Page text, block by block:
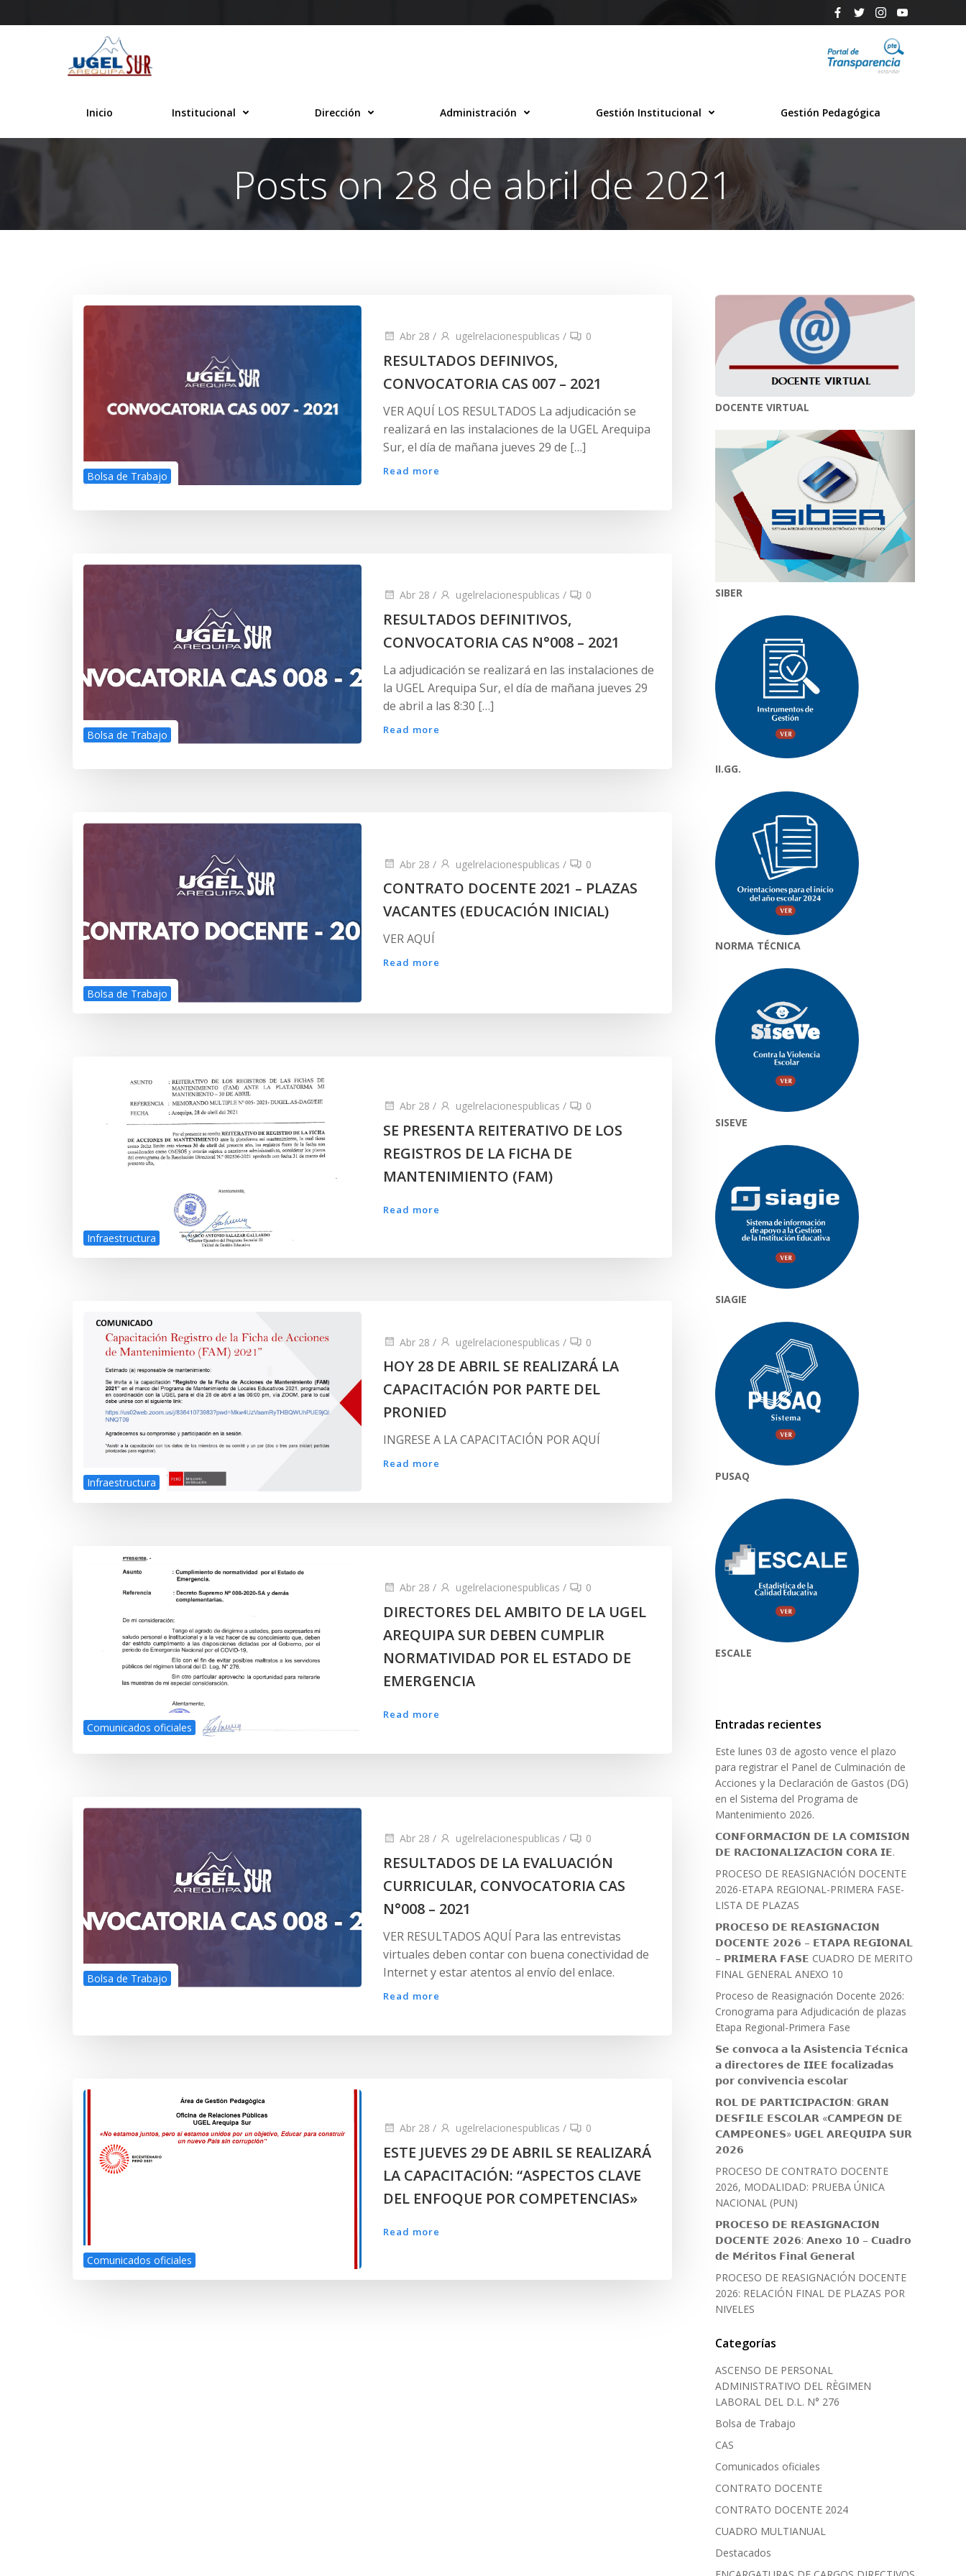
al
Inicio Institucional Dirección Administración Gestión Institucional Gestión Pedagógica
Posts on 28 de abril de 2021
Bolsa de Trabajo
Abr 28 / ugelrelacionespublicas / 0
RESULTADOS DEFINIVOS,
CONVOCATORIA CAS 007 – 2021
VER AQUÍ LOS RESULTADOS La adjudicación se
realizará en las instalaciones de la UGEL Arequipa
Sur, el día de mañana jueves 29 de […]
Read more
Bolsa de Trabajo
Abr 28 / ugelrelacionespublicas / 0
RESULTADOS DEFINITIVOS,
CONVOCATORIA CAS N°008 – 2021
La adjudicación se realizará en las instalaciones de
la UGEL Arequipa Sur, el día de mañana jueves 29
de abril a las 8:30 […]
Read more
Bolsa de Trabajo
Abr 28 / ugelrelacionespublicas / 0
CONTRATO DOCENTE 2021 – PLAZAS
VACANTES (EDUCACIÓN INICIAL)
VER AQUÍ
Read more
Infraestructura
Abr 28 / ugelrelacionespublicas / 0
SE PRESENTA REITERATIVO DE LOS
REGISTROS DE LA FICHA DE
MANTENIMIENTO (FAM)
Read more
Infraestructura
Abr 28 / ugelrelacionespublicas / 0
HOY 28 DE ABRIL SE REALIZARÁ LA
CAPACITACIÓN POR PARTE DEL
PRONIED
INGRESE A LA CAPACITACIÓN POR AQUÍ
Read more
Comunicados oficiales
Abr 28 / ugelrelacionespublicas / 0
DIRECTORES DEL AMBITO DE LA UGEL
AREQUIPA SUR DEBEN CUMPLIR
NORMATIVIDAD POR EL ESTADO DE
EMERGENCIA
Read more
Bolsa de Trabajo
Abr 28 / ugelrelacionespublicas / 0
RESULTADOS DE LA EVALUACIÓN
CURRICULAR, CONVOCATORIA CAS
N°008 – 2021
VER RESULTADOS AQUÍ Para las entrevistas
virtuales deben contar con buena conectividad de
Internet y estar atentos al envío del enlace.
Read more
Comunicados oficiales
Abr 28 / ugelrelacionespublicas / 0
ESTE JUEVES 29 DE ABRIL SE REALIZARÁ
LA CAPACITACIÓN: “ASPECTOS CLAVE
DEL ENFOQUE POR COMPETENCIAS»
Read more
DOCENTE VIRTUAL
SIBER
II.GG.
NORMA TÉCNICA
SISEVE
SIAGIE
PUSAQ
ESCALE
Entradas recientes
Este lunes 03 de agosto vence el plazo
para registrar el Panel de Culminación de
Acciones y la Declaración de Gastos (DG)
en el Sistema del Programa de
Mantenimiento 2026.
𝗖𝗢𝗡𝗙𝗢𝗥𝗠𝗔𝗖𝗜𝗢́𝗡 𝗗𝗘 𝗟𝗔 𝗖𝗢𝗠𝗜𝗦𝗜𝗢́𝗡
𝗗𝗘 𝗥𝗔𝗖𝗜𝗢𝗡𝗔𝗟𝗜𝗭𝗔𝗖𝗜𝗢́𝗡 𝗖𝗢𝗥𝗔 𝗜𝗘.
PROCESO DE REASIGNACIÓN DOCENTE
2026-ETAPA REGIONAL-PRIMERA FASE-
LISTA DE PLAZAS
𝗣𝗥𝗢𝗖𝗘𝗦𝗢 𝗗𝗘 𝗥𝗘𝗔𝗦𝗜𝗚𝗡𝗔𝗖𝗜𝗢́𝗡
𝗗𝗢𝗖𝗘𝗡𝗧𝗘 𝟮𝟬𝟮𝟲 – 𝗘𝗧𝗔𝗣𝗔 𝗥𝗘𝗚𝗜𝗢𝗡𝗔𝗟
– 𝗣𝗥𝗜𝗠𝗘𝗥𝗔 𝗙𝗔𝗦𝗘 CUADRO DE MERITO
FINAL GENERAL ANEXO 10
Proceso de Reasignación Docente 2026:
Cronograma para Adjudicación de plazas
Etapa Regional-Primera Fase
𝗦𝗲 𝗰𝗼𝗻𝘃𝗼𝗰𝗮 𝗮 𝗹𝗮 𝗔𝘀𝗶𝘀𝘁𝗲𝗻𝗰𝗶𝗮 𝗧𝗲́𝗰𝗻𝗶𝗰𝗮
𝗮 𝗱𝗶𝗿𝗲𝗰𝘁𝗼𝗿𝗲𝘀 𝗱𝗲 𝗜𝗜𝗘𝗘 𝗳𝗼𝗰𝗮𝗹𝗶𝘇𝗮𝗱𝗮𝘀
𝗽𝗼𝗿 𝗰𝗼𝗻𝘃𝗶𝘃𝗲𝗻𝗰𝗶𝗮 𝗲𝘀𝗰𝗼𝗹𝗮𝗿
𝗥𝗢𝗟 𝗗𝗘 𝗣𝗔𝗥𝗧𝗜𝗖𝗜𝗣𝗔𝗖𝗜𝗢́𝗡: 𝗚𝗥𝗔𝗡
𝗗𝗘𝗦𝗙𝗜𝗟𝗘 𝗘𝗦𝗖𝗢𝗟𝗔𝗥 «𝗖𝗔𝗠𝗣𝗘𝗢́𝗡 𝗗𝗘
𝗖𝗔𝗠𝗣𝗘𝗢𝗡𝗘𝗦» 𝗨𝗚𝗘𝗟 𝗔𝗥𝗘𝗤𝗨𝗜𝗣𝗔 𝗦𝗨𝗥
𝟮𝟬𝟮𝟲
PROCESO DE CONTRATO DOCENTE
2026, MODALIDAD: PRUEBA ÚNICA
NACIONAL (PUN)
𝗣𝗥𝗢𝗖𝗘𝗦𝗢 𝗗𝗘 𝗥𝗘𝗔𝗦𝗜𝗚𝗡𝗔𝗖𝗜𝗢́𝗡
𝗗𝗢𝗖𝗘𝗡𝗧𝗘 𝟮𝟬𝟮𝟲: 𝗔𝗻𝗲𝘅𝗼 𝟭𝟬 – 𝗖𝘂𝗮𝗱𝗿𝗼
𝗱𝗲 𝗠𝗲́𝗿𝗶𝘁𝗼𝘀 𝗙𝗶𝗻𝗮𝗹 𝗚𝗲𝗻𝗲𝗿𝗮𝗹
PROCESO DE REASIGNACIÓN DOCENTE
2026: RELACIÓN FINAL DE PLAZAS POR
NIVELES
Categorías
ASCENSO DE PERSONAL
ADMINISTRATIVO DEL RÈGIMEN
LABORAL DEL D.L. N° 276
Bolsa de Trabajo
CAS
Comunicados oficiales
CONTRATO DOCENTE
CONTRATO DOCENTE 2024
CUADRO MULTIANUAL
Destacados